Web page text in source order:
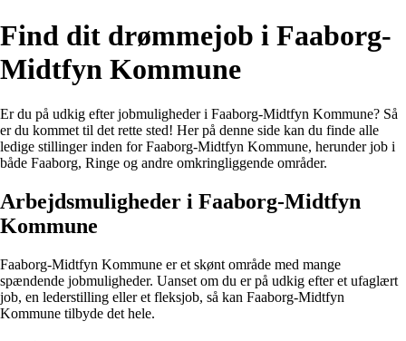
Find dit drømmejob i Faaborg-
Midtfyn Kommune
Er du på udkig efter jobmuligheder i Faaborg-Midtfyn Kommune? Så
er du kommet til det rette sted! Her på denne side kan du finde alle
ledige stillinger inden for Faaborg-Midtfyn Kommune, herunder job i
både Faaborg, Ringe og andre omkringliggende områder.
Arbejdsmuligheder i Faaborg-Midtfyn
Kommune
Faaborg-Midtfyn Kommune er et skønt område med mange
spændende jobmuligheder. Uanset om du er på udkig efter et ufaglært
job, en lederstilling eller et fleksjob, så kan Faaborg-Midtfyn
Kommune tilbyde det hele.